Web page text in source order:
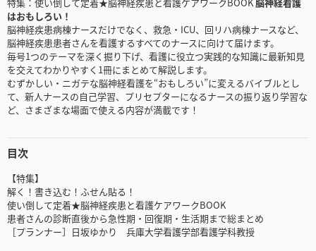
はおもしろい！
脳神経疾患病棟ナースだけでなく、救急・ICU、回リハ病棟ナースなど、
脳神経疾患患者さんを看護するすべてのナースに向けて届けます。
毎号1つのテーマを深く掘り下げ、看護に役立つ実践的な知識に最新知見
を交えてわかりやすく1冊にまとめて解説します。
むずかしい・ニガテな脳神経看護を“おもしろい”に変えるバイブルとし
て、新人ナースの自己学習、プリセプターになるナースの振り返り学習な
ど、さまざまな場面で使える内容が満載です！
目次
【特集】
解く！書き込む！ふせん貼る！
使い倒して定着★脳神経疾患と看護ケアワークBOOK
患者さんの診断直後から急性期・回復期・生活期まで総まとめ
［プランナー］日坂ゆかり 兵庫大学看護学部看護学科教授